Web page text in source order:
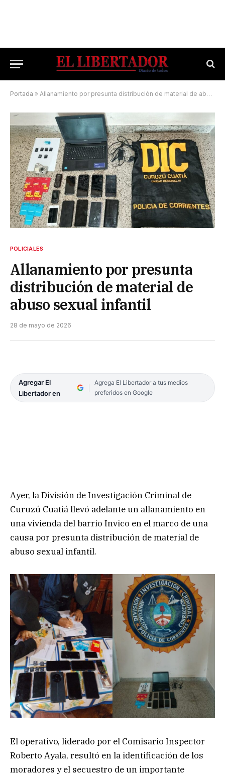
Portada » Allanamiento por presunta distribución de material de abuso sexual infantil
POLICIALES
Allanamiento por presunta
distribución de material de
abuso sexual infantil
28 de mayo de 2026
Agregar El
Libertador en
Agrega El Libertador a tus medios
preferidos en Google
Ayer, la División de Investigación Criminal de
Curuzú Cuatiá llevó adelante un allanamiento en
una vivienda del barrio Invico en el marco de una
causa por presunta distribución de material de
abuso sexual infantil.
El operativo, liderado por el Comisario Inspector
Roberto Ayala, resultó en la identificación de los
moradores y el secuestro de un importante